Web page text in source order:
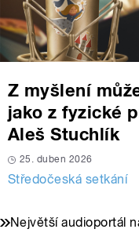
Z myšlení
jako z fyzické
Aleš Stuchlík
25. duben 2026
Středočeská setkání
Největší audioportál